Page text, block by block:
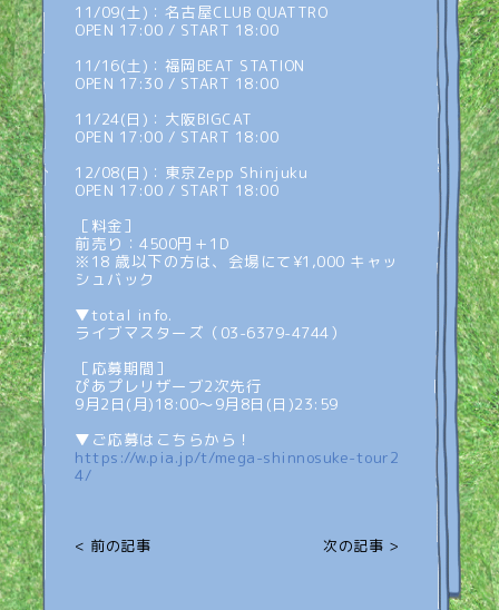
11/09(土)：名古屋CLUB QUATTRO
OPEN 17:00 / START 18:00
11/16(土)：福岡BEAT STATION
OPEN 17:30 / START 18:00
11/24(日)：大阪BIGCAT
OPEN 17:00 / START 18:00
12/08(日)：東京Zepp Shinjuku
OPEN 17:00 / START 18:00
［料金］
前売り：4500円＋1D
※18 歳以下の方は、会場にて¥1,000 キャッ
シュバック
▼total info.
ライブマスターズ（03-6379-4744）
［応募期間］
ぴあプレリザーブ2次先行
9月2日(月)18:00〜9月8日(日)23:59
▼ご応募はこちらから！
https://w.pia.jp/t/mega-shinnosuke-tour2
4/
< 前の記事 次の記事 >